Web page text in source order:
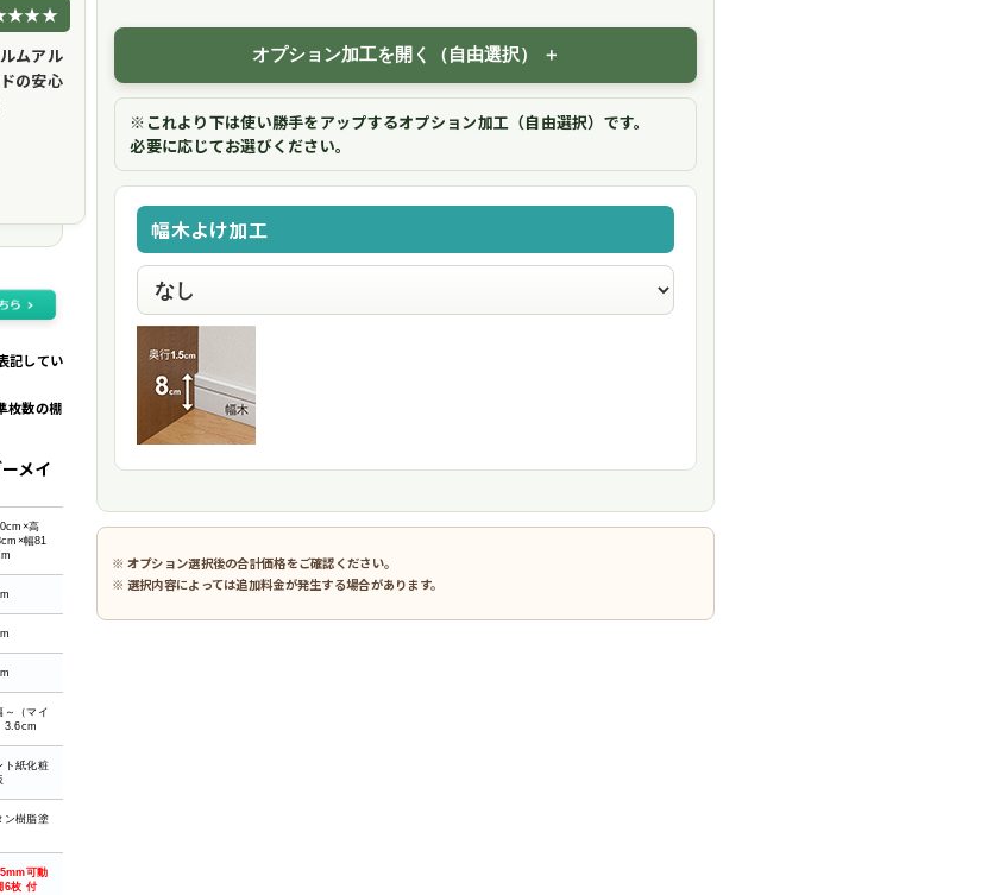
ムアル
の安心
記してい
枚数の棚
メイ
高
幅81
～（マイ
3.6cm
ト紙化粧
ン樹脂塗
可動
6枚 付
オプション加工を開く（自由選択）
※これより下は使い勝手をアップするオプション加工（自由選択）です。
必要に応じてお選びください。
幅木よけ加工
※ オプション選択後の合計価格をご確認ください。
※ 選択内容によっては追加料金が発生する場合があります。